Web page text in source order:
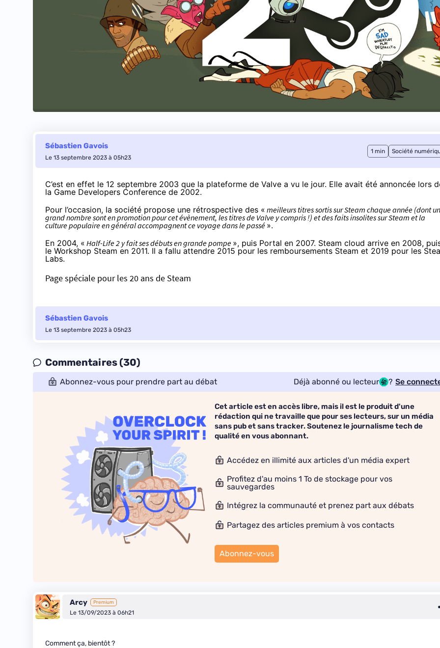
Sébastien Gavois
Le 13 septembre 2023 à 05h23
1 min Société
C’est en effet le 12 septembre 2003 que la plateforme de Valve a vu le jour. Elle avait été annoncée lors
la Game Developers Conference de 2002.
Pour l’occasion, la société propose une rétrospective des « meilleurs titres sortis sur Steam chaque année (dont un
grand nombre sont en promotion pour cet évènement, les titres de Valve y compris !) et des faits insolites sur Steam et la
culture populaire en général accompagnent ce voyage dans le passé ».
En 2004, « Half-Life 2 y fait ses débuts en grande pompe », puis Portal en 2007. Steam cloud arrive en 2008,
le Workshop Steam en 2011. Il a fallu attendre 2015 pour les remboursements Steam et 2019 pour les
Labs.
Page spéciale pour les 20 ans de Steam
Sébastien Gavois
Le 13 septembre 2023 à 05h23
Commentaires (30)
Abonnez-vous pour prendre part au débat Déjà abonné ou lecteur ? Se
Cet article est en accès libre, mais il est le produit d'une
rédaction qui ne travaille que pour ses lecteurs, sur un média
sans pub et sans tracker. Soutenez le journalisme tech de
qualité en vous abonnant.
Accédez en illimité aux articles d'un média expert
Profitez d'au moins 1 To de stockage pour vos
sauvegardes
Intégrez la communauté et prenez part aux débats
Partagez des articles premium à vos contacts
Abonnez-vous
Arcy Premium
Le 13/09/2023 à 06h21
Comment ça, bientôt ?